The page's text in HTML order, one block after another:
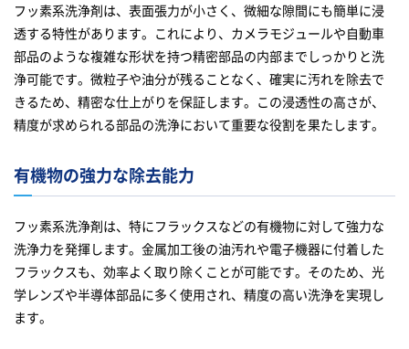
フッ素系洗浄剤は、表面張力が小さく、微細な隙間にも簡単に浸
透する特性があります。これにより、カメラモジュールや自動車
部品のような複雑な形状を持つ精密部品の内部までしっかりと洗
浄可能です。微粒子や油分が残ることなく、確実に汚れを除去で
きるため、精密な仕上がりを保証します。この浸透性の高さが、
精度が求められる部品の洗浄において重要な役割を果たします。
有機物の強力な除去能力
フッ素系洗浄剤は、特にフラックスなどの有機物に対して強力な
洗浄力を発揮します。金属加工後の油汚れや電子機器に付着した
フラックスも、効率よく取り除くことが可能です。そのため、光
学レンズや半導体部品に多く使用され、精度の高い洗浄を実現し
ます。